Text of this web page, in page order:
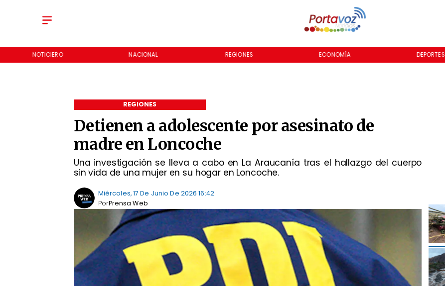
NOTICIERO NACIONAL REGIONES ECONOMÍA DEPORTES
Detienen a adolescente por asesinato de
madre en Loncoche
Una investigación se lleva a cabo en La Araucanía tras el hallazgo del cuerpo
sin vida de una mujer en su hogar en Loncoche.
REGIONES
Miércoles, 17 De Junio De 2026 16:42
Prensa Web
Por